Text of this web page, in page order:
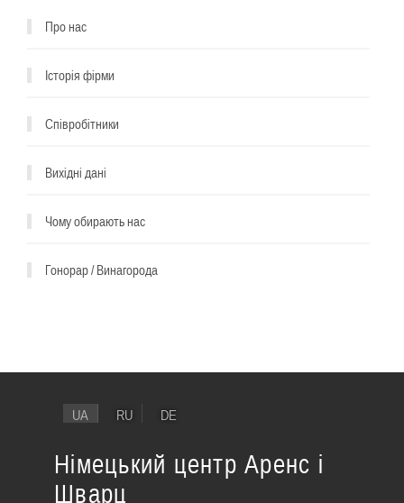
Про нас
Історія фірми
Співробітники
Вихідні дані
Чому обирають нас
Гонорар / Винагорода
UA RU DE
Німецький центр Аренс і
Шварц